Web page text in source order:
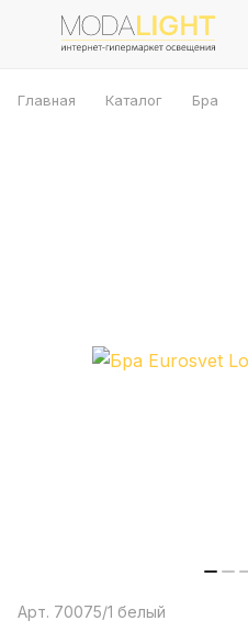
Главная Каталог Бра
Арт. 70075/1 белый